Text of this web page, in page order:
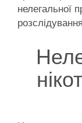
нелегальної